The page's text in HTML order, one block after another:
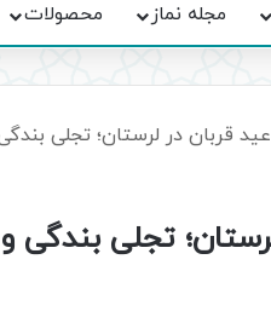
مجله نماز محصولات
عید قربان در لرستان؛ تجلی
لرستان؛ تجلی